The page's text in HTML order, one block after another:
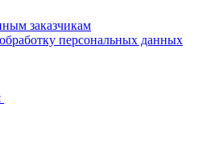
заказчикам
персональных данных